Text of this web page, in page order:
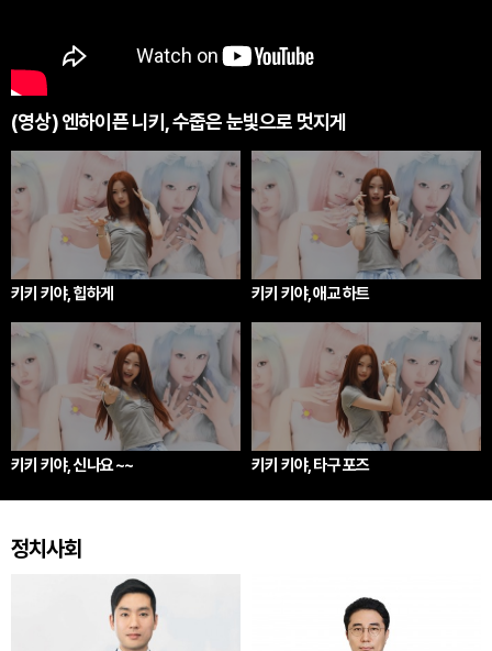
(영상) 엔하이픈 니키, 수줍은 눈빛으로 멋지게
키키 키야, 힙하게 키키 키야, 애교 하트
키키 키야, 신나요 ~~ 키키 키야, 타구 포즈
정치사회